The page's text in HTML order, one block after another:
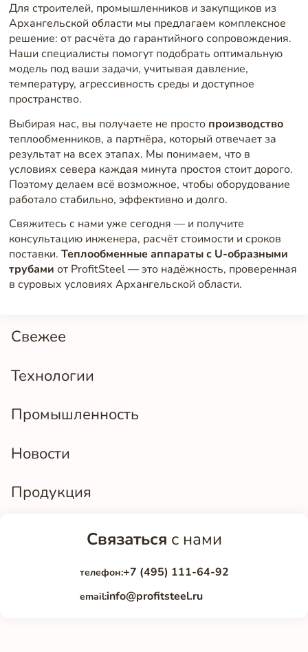
Свежее
Технологии
Промышленность
Новости
Продукция
Для строителей, промышленников и закупщиков из
Архангельской области мы предлагаем комплексное
решение: от расчёта до гарантийного сопровождения.
Наши специалисты помогут подобрать оптимальную
модель под ваши задачи, учитывая давление,
температуру, агрессивность среды и доступное
пространство.
Выбирая нас, вы получаете не просто производство
теплообменников, а партнёра, который отвечает за
результат на всех этапах. Мы понимаем, что в
условиях севера каждая минута простоя стоит дорого.
Поэтому делаем всё возможное, чтобы оборудование
работало стабильно, эффективно и долго.
Свяжитесь с нами уже сегодня — и получите
консультацию инженера, расчёт стоимости и сроков
поставки. Теплообменные аппараты с U-образными
трубами от ProfitSteel — это надёжность, проверенная
в суровых условиях Архангельской области.
Связаться с нами
телефон:+7 (495) 111-64-92
email:info@profitsteel.ru